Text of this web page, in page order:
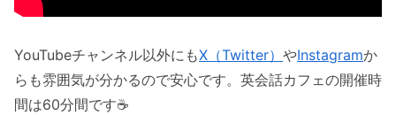
YouTubeチャンネル以外にもX（Twitter） やInstagramか
らも雰囲気が分かるので安心です。英会話カフェの開催時
間は60分間です☕️